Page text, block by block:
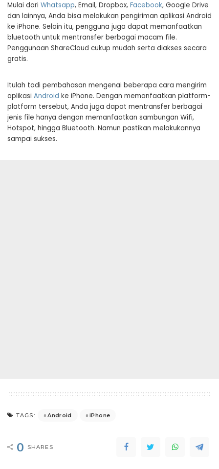
Mulai dari Whatsapp, Email, Dropbox, Facebook, Google Drive
dan lainnya, Anda bisa melakukan pengiriman aplikasi Android
ke iPhone. Selain itu, pengguna juga dapat memanfaatkan
bluetooth untuk mentransfer berbagai macam file.
Penggunaan ShareCloud cukup mudah serta diakses secara
gratis.
Itulah tadi pembahasan mengenai beberapa cara mengirim
aplikasi Android ke iPhone. Dengan memanfaatkan platform-
platform tersebut, Anda juga dapat mentransfer berbagai
jenis file hanya dengan memanfaatkan sambungan Wifi,
Hotspot, hingga Bluetooth. Namun pastikan melakukannya
sampai sukses.
TAGS: Android iPhone
0 SHARES